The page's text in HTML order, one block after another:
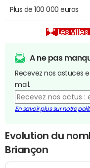
Plus de 100 000 euros
Les
A ne pas
Recevez nos astuces
mail.
En savoir plus sur notre
Evolution du
Briançon